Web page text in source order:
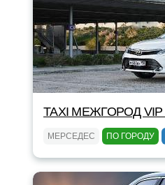
TAXI МЕЖГОРОД VIP
МЕРСЕДЕС ПО ГОРОДУ